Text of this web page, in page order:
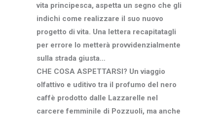
vita principesca, aspetta un segno che gli
indichi come realizzare il suo nuovo
progetto di vita. Una lettera recapitatagli
per errore lo metterà provvidenzialmente
sulla strada giusta…
CHE COSA ASPETTARSI? Un viaggio
olfattivo e uditivo tra il profumo del nero
caffè prodotto dalle Lazzarelle nel
carcere femminile di Pozzuoli, ma anche